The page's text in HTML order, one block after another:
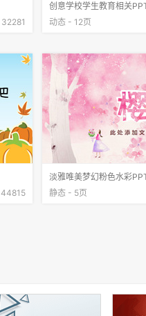
32281
创意学校学生教育相关
动态 - 12页
44815
淡雅唯美梦幻粉色水彩
静态 - 5页